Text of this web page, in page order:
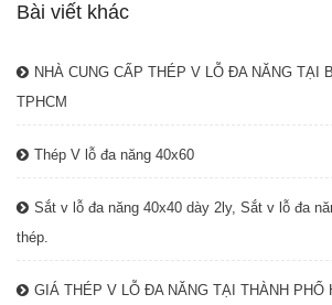
Bài viết khác
NHÀ CUNG CẤP THÉP V LỖ ĐA NĂNG TẠI
TPHCM
Thép V lỗ đa năng 40x60
Sắt v lỗ đa năng 40x40 dày 2ly, Sắt v lỗ đa
thép.
GIÁ THÉP V LỖ ĐA NĂNG TẠI THÀNH PHỐ